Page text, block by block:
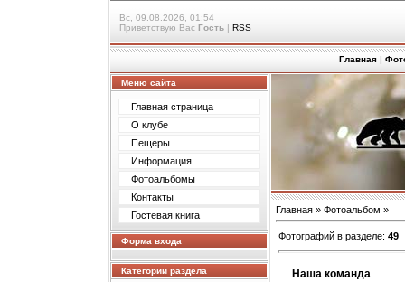
Вс, 09.08.2026, 01:54
Приветствую Вас Гость | RSS
Главная |
Меню сайта
Главная страница
О клубе
Пещеры
Информация
Фотоальбомы
Контакты
Гостевая книга
Форма входа
Категории раздела
Главная » Фотоальбом »
Фотографий в разделе: 49
Наша команда